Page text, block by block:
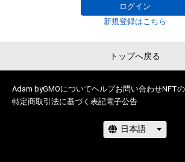
ログイン
新規登録はこちら
トップへ戻る
Adam byGMOについてヘルプお問い合わせNFTの
特定商取引法に基づく表記電子公告